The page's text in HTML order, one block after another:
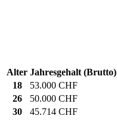
Alter Jahresgehalt (Brutto)
18
53.000 CHF
26
50.000 CHF
30
45.714 CHF